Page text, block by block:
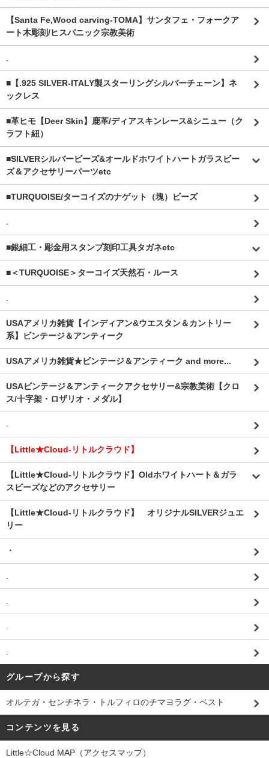
【Santa Fe,Wood carving-TOMA】サンタフェ・フォークア
ート木彫刻/ヒスパニック宗教美術
■【.925 SILVER-ITALY製スターリングシルバーチェーン】ネ
ックレス
■革ヒモ【Deer Skin】鹿革/ディアスキンレース&シニュー（ク
ラフト紐）
■SILVERシルバービーズ&オールドホワイトハートガラスビー
ズ＆アクセサリーパーツetc
■TURQUOISE/ターコイズのナゲット（塊）ビーズ
■銀細工・彫金用スタンプ刻印工具タガネetc
■＜TURQUOISE＞ターコイズ天然石・ルース
USAアメリカ雑貨【インディアン&ウエスタン＆カントリー
系】ビンテージ＆アンティーク
USAアメリカ雑貨★ビンテージ＆アンティーク and more...
USAビンテージ＆アンティークアクセサリー&宗教美術【クロ
ス/十字架・ロザリオ・メダル】
【Little★Cloud-リトルクラウド】
【Little★Cloud-リトルクラウド】Oldホワイトハート＆ガラ
スビーズなどのアクセサリー
【Little★Cloud-リトルクラウド】 オリジナルSILVERジュエ
リー
・
グループから探す
オルテガ・センチネラ・トルフィロのチマヨラグ・ベスト
コンテンツを見る
Little☆Cloud MAP（アクセスマップ）